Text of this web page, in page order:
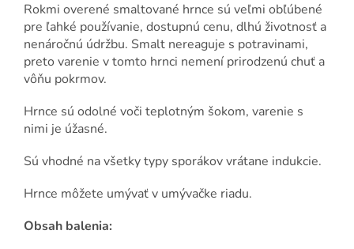
Rokmi overené smaltované hrnce sú veľmi obľúbené
pre ľahké používanie, dostupnú cenu, dlhú životnosť a
nenáročnú údržbu. Smalt nereaguje s potravinami,
preto varenie v tomto hrnci nemení prirodzenú chuť a
vôňu pokrmov.
Hrnce sú odolné voči teplotným šokom, varenie s
nimi je úžasné.
Sú vhodné na všetky typy sporákov vrátane indukcie.
Hrnce môžete umývať v umývačke riadu.
Obsah balenia: